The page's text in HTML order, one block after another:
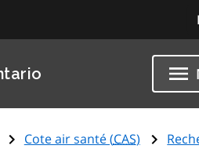
Cote air santé (CAS)